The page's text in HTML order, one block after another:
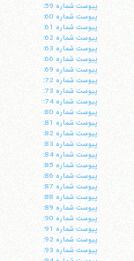
پيوست شماره 59:
پيوست شماره 60:
پيوست شماره 61:
پيوست شماره 62:
پيوست شماره 63:
پيوست شماره 66:
پيوست شماره 69:
پيوست شماره 72:
پيوست شماره 73:
پيوست شماره 74:
پيوست شماره 80:
پيوست شماره 81:
پيوست شماره 82:
پيوست شماره 83:
پيوست شماره 84:
پيوست شماره 85:
پيوست شماره 86:
پيوست شماره 87:
پيوست شماره 88:
پيوست شماره 89:
پيوست شماره 90:
پيوست شماره 91:
پيوست شماره 92:
پيوست شماره 93: